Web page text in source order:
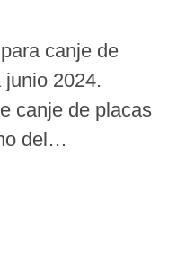
canje de
2024.
canje de placas
del…